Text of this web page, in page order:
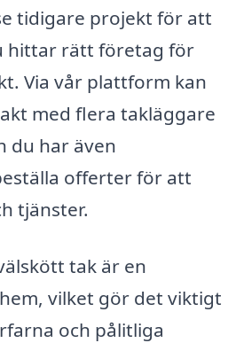
tidigare projekt för att
hittar rätt företag för
Via vår plattform kan
med flera takläggare
du har även
offerter för att
tjänster.
tak är en
vilket gör det viktigt
och pålitliga